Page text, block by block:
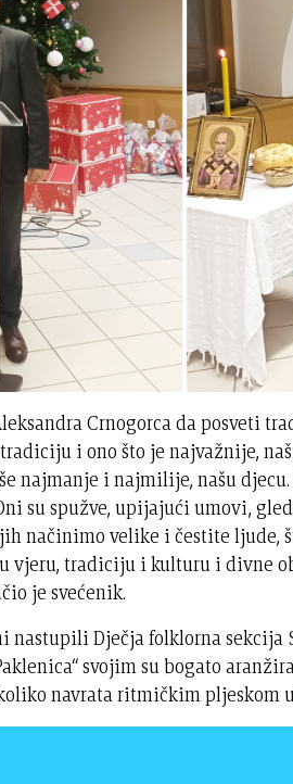
Crnogorca da posveti
i ono što je najvažnije,
najmanje i najmilije, našu
su spužve, upijajući umovi,
načinimo velike i čestite ljude,
vjeru, tradiciju i kulturu i divne
je svećenik.
nastupili Dječja folklorna sekcija
svojim su bogato
navrata ritmičkim pljeskom